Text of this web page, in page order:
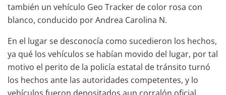
también un vehículo Geo Tracker de color rosa con
blanco, conducido por Andrea Carolina N.
En el lugar se desconocía como sucedieron los hechos,
ya qué los vehículos se habían movido del lugar, por tal
motivo el perito de la policía estatal de tránsito turnó
los hechos ante las autoridades competentes, y lo